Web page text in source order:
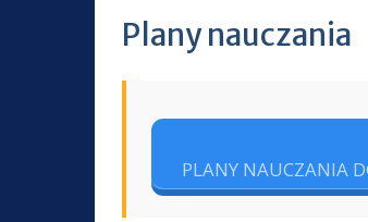
Plany nauczania
PLANY NAUCZANIA